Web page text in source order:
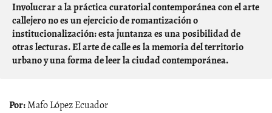
Involucrar a la práctica curatorial contemporánea con el arte
callejero no es un ejercicio de romantización o
institucionalización: esta juntanza es una posibilidad de
otras lecturas. El arte de calle es la memoria del territorio
urbano y una forma de leer la ciudad contemporánea.
Mafo López Ecuador